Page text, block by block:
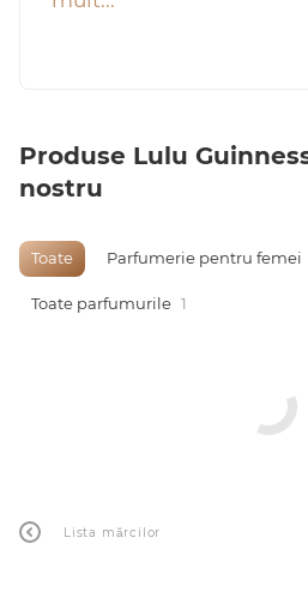
Produse Lulu
nostru
Toate Parfumerie pentru femei
Toate parfumurile 1
Lista mărcilor